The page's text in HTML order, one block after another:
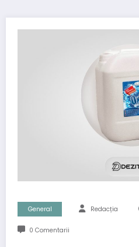
General Redacția
0 Comentarii